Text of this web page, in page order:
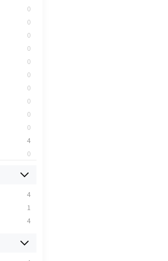
0
0
0
0
0
0
0
0
0
0
0
0
0
0
0
0
0
0
0
0
0
0
0
4
0
4
1
4